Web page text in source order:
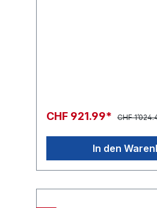
CHF 921.99* CHF
In den